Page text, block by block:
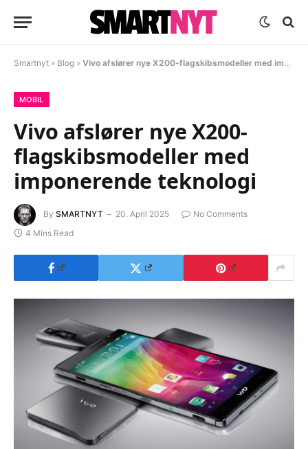
Smartnyt » Blog » Vivo afslører nye X200-flagskibsmodeller med imponerende teknologi
MOBIL
Vivo afslører nye X200-
flagskibsmodeller med
imponerende teknologi
By SMARTNYT 20. April 2025
No Comments
4 Mins Read